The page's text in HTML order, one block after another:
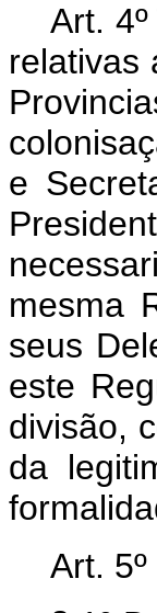
Art.
relativas
e
mesma
seus
este
divisão,
da
Art.